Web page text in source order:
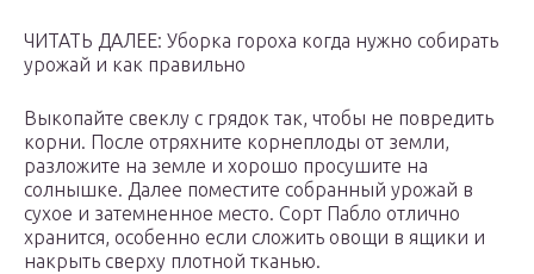
ЧИТАТЬ ДАЛЕЕ: Уборка гороха когда нужно собирать
урожай и как правильно
Выкопайте свеклу с грядок так, чтобы не повредить
корни. После отряхните корнеплоды от земли,
разложите на земле и хорошо просушите на
солнышке. Далее поместите собранный урожай в
сухое и затемненное место. Сорт Пабло отлично
хранится, особенно если сложить овощи в ящики и
накрыть сверху плотной тканью.